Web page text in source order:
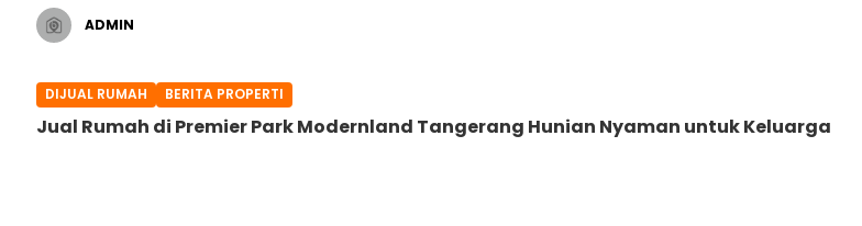
ADMIN
DIJUAL RUMAH BERITA PROPERTI
Jual Rumah di Premier Park Modernland Tangerang Hunian Nyaman untuk Keluarga